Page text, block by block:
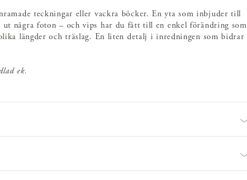
teckningar eller vackra böcker. En yta som inbjuder till
några foton – och vips har du fått till en enkel förändring som
längder och träslag. En liten detalj i inredningen som bidrar
ek.